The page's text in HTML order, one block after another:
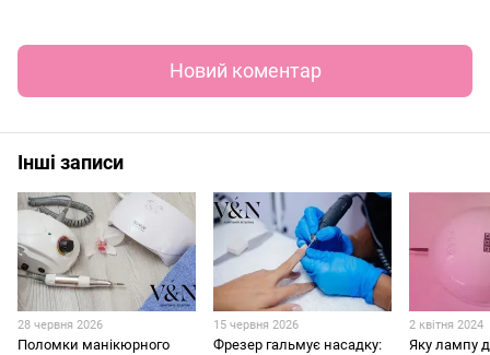
Новий коментар
Інші записи
28 червня 2026
Поломки манікюрного
15 червня 2026
Фрезер гальмує насадку:
2 квітня 2024
Яку лампу